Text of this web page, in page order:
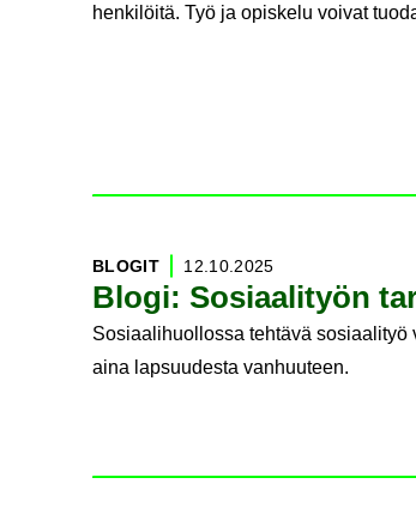
henkilöitä. Työ ja opiskelu voivat
Blogi: So­si­aa­li­työn
BLO­GIT 12.10.2025
Sosiaalihuollossa tehtävä
aina lapsuudesta vanhuuteen.